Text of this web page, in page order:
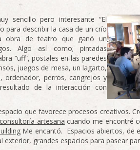
sencillo pero interesante “El
para describir la casa de un crío
obra de teatro que ganó un
Algo así como; pintadas
“uff”, postales en las paredes
juegos de mesa, un lagarto,
ordenador, perros, cangrejos y
de la interacción con
que favorece procesos creativos.
artesana cuando me encontré
Me encantó. Espacios abiertos, de
exterior, grandes espacios para pasear